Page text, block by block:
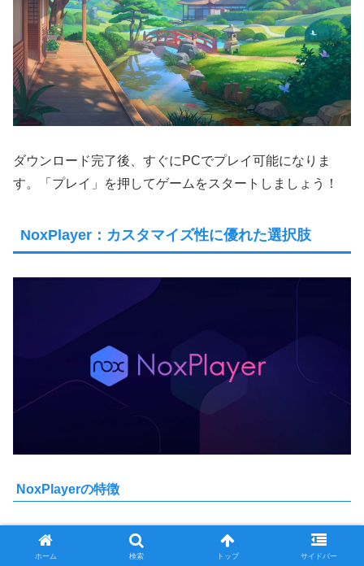
ダウンロード完了後、すぐにPCでプレイ可能になりま
す。「プレイ」を押してゲームをスタートしましょう！
NoxPlayer：カスタマイズ性に優れた選択肢
NoxPlayerの特徴
軽快な動作と高度なカスタマイズ機能
ホーム 検索 トップ サイドバー